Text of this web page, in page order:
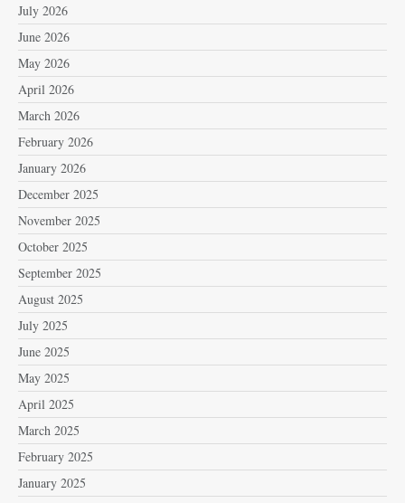
July 2026
June 2026
May 2026
April 2026
March 2026
February 2026
January 2026
December 2025
November 2025
October 2025
September 2025
August 2025
July 2025
June 2025
May 2025
April 2025
March 2025
February 2025
January 2025